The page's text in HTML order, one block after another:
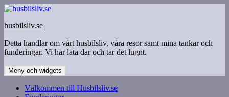
Hoppa
innehåll
husbilsliv.se
Detta handlar om vårt husbilsliv, våra resor samt mina tankar och
funderingar. Vi har lata dar och tar det lugnt.
Meny och widgets
Välkommen till Husbilsliv.se